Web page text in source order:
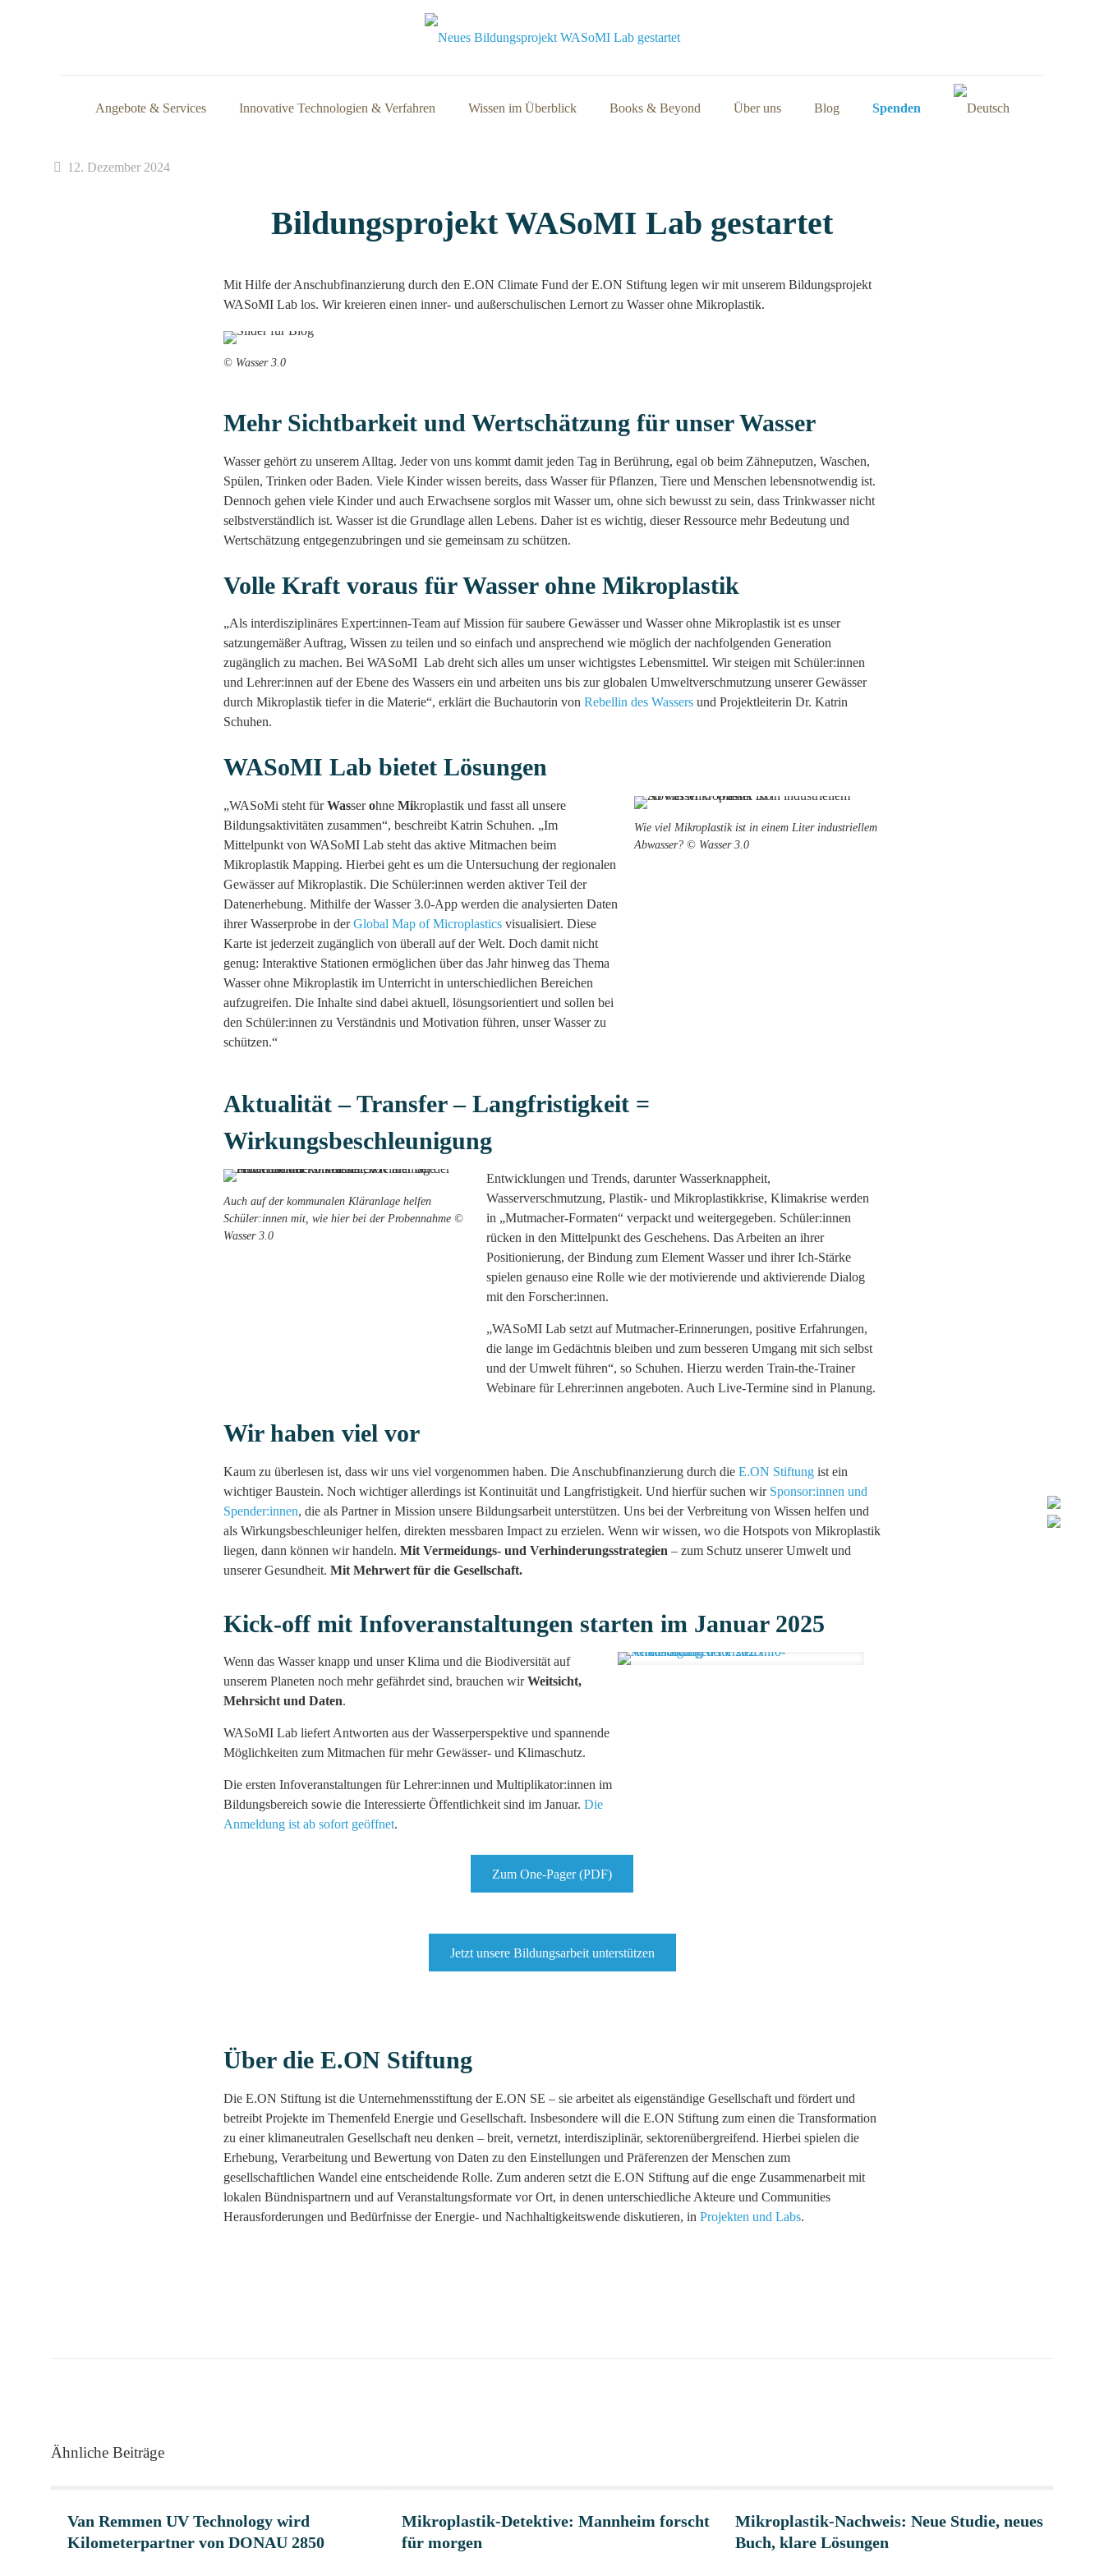
Angebote & Services Innovative Technologien & Verfahren Wissen im Überblick Books & Beyond Über uns Blog Spenden
12. Dezember 2024
Bildungsprojekt WASoMI Lab gestartet
Mit Hilfe der Anschubfinanzierung durch den E.ON Climate Fund der E.ON Stiftung legen wir mit unserem Bildungsprojekt
WASoMI Lab los. Wir kreieren einen inner- und außerschulischen Lernort zu Wasser ohne Mikroplastik.
© Wasser 3.0
Mehr Sichtbarkeit und Wertschätzung für unser Wasser
Wasser gehört zu unserem Alltag. Jeder von uns kommt damit jeden Tag in Berührung, egal ob beim Zähneputzen, Waschen,
Spülen, Trinken oder Baden. Viele Kinder wissen bereits, dass Wasser für Pflanzen, Tiere und Menschen lebensnotwendig ist.
Dennoch gehen viele Kinder und auch Erwachsene sorglos mit Wasser um, ohne sich bewusst zu sein, dass Trinkwasser nicht
selbstverständlich ist. Wasser ist die Grundlage allen Lebens. Daher ist es wichtig, dieser Ressource mehr Bedeutung und
Wertschätzung entgegenzubringen und sie gemeinsam zu schützen.
Volle Kraft voraus für Wasser ohne Mikroplastik
„Als interdisziplinäres Expert:innen-Team auf Mission für saubere Gewässer und Wasser ohne Mikroplastik ist es unser
satzungemäßer Auftrag, Wissen zu teilen und so einfach und ansprechend wie möglich der nachfolgenden Generation
zugänglich zu machen. Bei WASoMI Lab dreht sich alles um unser wichtigstes Lebensmittel. Wir steigen mit Schüler:innen
und Lehrer:innen auf der Ebene des Wassers ein und arbeiten uns bis zur globalen Umweltverschmutzung unserer Gewässer
durch Mikroplastik tiefer in die Materie“, erklärt die Buchautorin von Rebellin des Wassers und Projektleiterin Dr. Katrin
Schuhen.
WASoMI Lab bietet Lösungen
„WASoMi steht fürWasserohne Mikroplastik und fasst all unsere
Bildungsaktivitäten zusammen“, beschreibt Katrin Schuhen. „Im
Mittelpunkt von WASoMI Lab steht das aktive Mitmachen beim
Mikroplastik Mapping. Hierbei geht es um die Untersuchung der regionalen
Gewässer auf Mikroplastik. Die Schüler:innen werden aktiver Teil der
Datenerhebung. Mithilfe der Wasser 3.0-App werden die analysierten Daten
ihrer Wasserprobe in derGlobal Map of Microplastics visualisiert. Diese
Karte ist jederzeit zugänglich von überall auf der Welt. Doch damit nicht
genug: Interaktive Stationen ermöglichen über das Jahr hinweg das Thema
Wasser ohne Mikroplastik im Unterricht in unterschiedlichen Bereichen
aufzugreifen. Die Inhalte sind dabei aktuell, lösungsorientiert und sollen bei
den Schüler:innen zu Verständnis und Motivation führen, unser Wasser zu
schützen.“
Wie viel Mikroplastik ist in einem Liter industriellem
Abwasser? © Wasser 3.0
Aktualität – Transfer – Langfristigkeit =
Wirkungsbeschleunigung
Auch auf der kommunalen Kläranlage helfen
Schüler:innen mit, wie hier bei der Probennahme ©
Wasser 3.0
Entwicklungen und Trends, darunter Wasserknappheit,
Wasserverschmutzung, Plastik- und Mikroplastikkrise, Klimakrise werden
in „Mutmacher-Formaten“ verpackt und weitergegeben. Schüler:innen
rücken in den Mittelpunkt des Geschehens. Das Arbeiten an ihrer
Positionierung, der Bindung zum Element Wasser und ihrer Ich-Stärke
spielen genauso eine Rolle wie der motivierende und aktivierende Dialog
mit den Forscher:innen.
„WASoMI Lab setzt auf Mutmacher-Erinnerungen, positive Erfahrungen,
die lange im Gedächtnis bleiben und zum besseren Umgang mit sich selbst
und der Umwelt führen“, so Schuhen. Hierzu werden Train-the-Trainer
Webinare für Lehrer:innen angeboten. Auch Live-Termine sind in Planung.
Wir haben viel vor
Kaum zu überlesen ist, dass wir uns viel vorgenommen haben. Die Anschubfinanzierung durch die E.ON Stiftung ist ein
wichtiger Baustein. Noch wichtiger allerdings ist Kontinuität und Langfristigkeit. Und hierfür suchen wir Sponsor:innen und
Spender:innen, die als Partner in Mission unsere Bildungsarbeit unterstützen. Uns bei der Verbreitung von Wissen helfen und
als Wirkungsbeschleuniger helfen, direkten messbaren Impact zu erzielen. Wenn wir wissen, wo die Hotspots von Mikroplastik
liegen, dann können wir handeln. Mit Vermeidungs- und Verhinderungsstrategien – zum Schutz unserer Umwelt und
unserer Gesundheit. Mit Mehrwert für die Gesellschaft.
Kick-off mit Infoveranstaltungen starten im Januar 2025
Wenn das Wasser knapp und unser Klima und die Biodiversität auf
unserem Planeten noch mehr gefährdet sind, brauchen wirWeitsicht,
Mehrsicht und Daten.
WASoMI Lab liefert Antworten aus der Wasserperspektive und spannende
Möglichkeiten zum Mitmachen für mehr Gewässer- und Klimaschutz.
Die ersten Infoveranstaltungen für Lehrer:innen und Multiplikator:innen im
Bildungsbereich sowie die Interessierte Öffentlichkeit sind im Januar. Die
Anmeldung ist ab sofort geöffnet.
Zum One-Pager (PDF)
Jetzt unsere Bildungsarbeit unterstützen
Über die E.ON Stiftung
Die E.ON Stiftung ist die Unternehmensstiftung der E.ON SE – sie arbeitet als eigenständige Gesellschaft und fördert und
betreibt Projekte im Themenfeld Energie und Gesellschaft. Insbesondere will die E.ON Stiftung zum einen die Transformation
zu einer klimaneutralen Gesellschaft neu denken – breit, vernetzt, interdisziplinär, sektorenübergreifend. Hierbei spielen die
Erhebung, Verarbeitung und Bewertung von Daten zu den Einstellungen und Präferenzen der Menschen zum
gesellschaftlichen Wandel eine entscheidende Rolle. Zum anderen setzt die E.ON Stiftung auf die enge Zusammenarbeit mit
lokalen Bündnispartnern und auf Veranstaltungsformate vor Ort, in denen unterschiedliche Akteure und Communities
Herausforderungen und Bedürfnisse der Energie- und Nachhaltigkeitswende diskutieren, in Projekten und Labs.
Ähnliche Beiträge
Van Remmen UV Technology wird
Kilometerpartner von DONAU 2850
Mikroplastik-Detektive: Mannheim forscht
für morgen
Mikroplastik-Nachweis: Neue Studie, neues
Buch, klare Lösungen